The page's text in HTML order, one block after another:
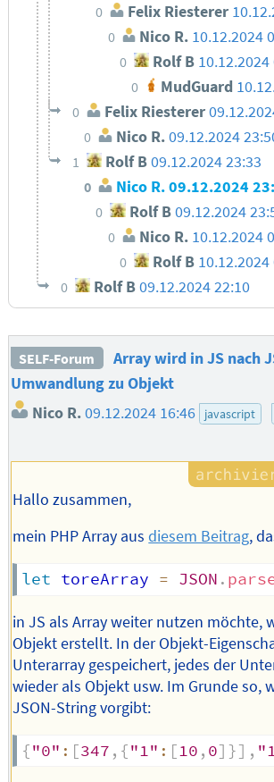
0 Felix Riesterer
0 Nico R. 10.12.2024
0 Rolf B 10.12.2024
0 MudGuard
0 Felix Riesterer
0 Nico R.09.12.2024
1 Rolf B 09.12.2024 23:33
0 Nico R.09.12.2024
0 Rolf B09.12.2024
0 Nico R. 10.12.2024
0 Rolf B 10.12.2024
0 Rolf B09.12.2024 22:10
SELF-Forum
Array wird in JS nach
Umwandlung zu Objekt
Nico R. 09.12.2024 16:46 javascript
Hallo zusammen,
mein PHP Array ausdiesem Beitrag,
let toreArray = JSON .
in JS als Array weiter nutzen möchte,
Objekt erstellt. In der Objekt-
Unterarray gespeichert, jedes der
wieder als Objekt usw. Im Grunde so,
JSON-String vorgibt:
{"0" : [347 , {"1" : [10 , 0] }] ,